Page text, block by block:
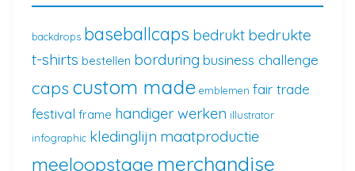
backdrops baseballcaps bedrukt bedrukte
t-shirts bestellen borduring business challenge
caps custom made emblemen fair trade
festival frame handiger werken illustrator
infographic kledinglijn maatproductie
meeloopstage merchandise